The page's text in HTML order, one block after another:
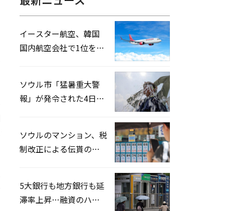
イースター航空、韓国
国内航空会社で1位を記
ソウル市「猛暑重大警
報」が発令された4日、
ソウルのマンション、税
制改正による伝貰の月
5大銀行も地方銀行も延
滞率上昇…融資のハー